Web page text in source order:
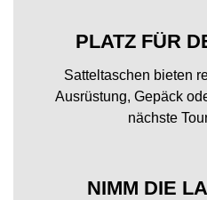
PLATZ FÜR
Satteltaschen bieten
Ausrüstung, Gepäck
nächste
NIMM DIE